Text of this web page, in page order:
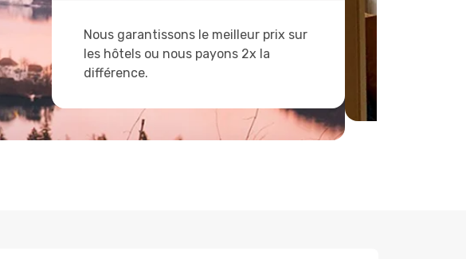
Nous garantissons le meilleur prix sur
les hôtels ou nous payons 2x la
différence.